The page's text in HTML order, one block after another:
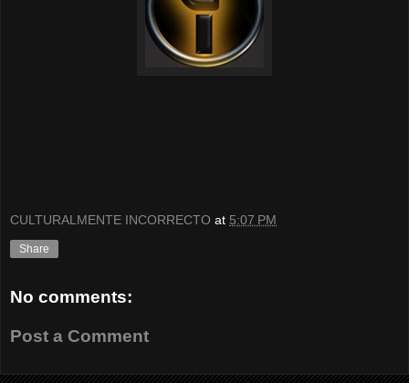
CULTURALMENTE INCORRECTO at 5:07 PM
Share
No comments:
Post a Comment